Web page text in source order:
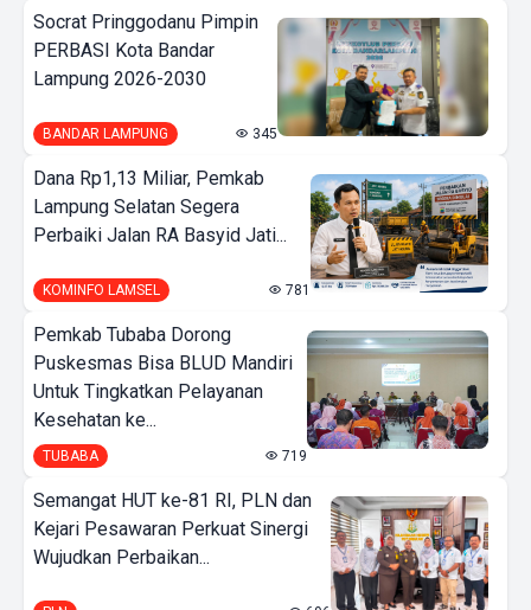
Socrat Pringgodanu Pimpin
PERBASI Kota Bandar
Lampung 2026-2030
BANDAR LAMPUNG 345
Dana Rp1,13 Miliar, Pemkab
Lampung Selatan Segera
Perbaiki Jalan RA Basyid Jati...
KOMINFO LAMSEL 781
Pemkab Tubaba Dorong
Puskesmas Bisa BLUD Mandiri
Untuk Tingkatkan Pelayanan
Kesehatan ke...
TUBABA 719
Semangat HUT ke-81 RI, PLN dan
Kejari Pesawaran Perkuat Sinergi
Wujudkan Perbaikan...